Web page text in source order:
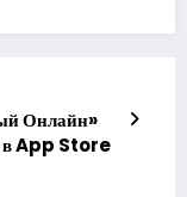
Онлайн»
в App Store